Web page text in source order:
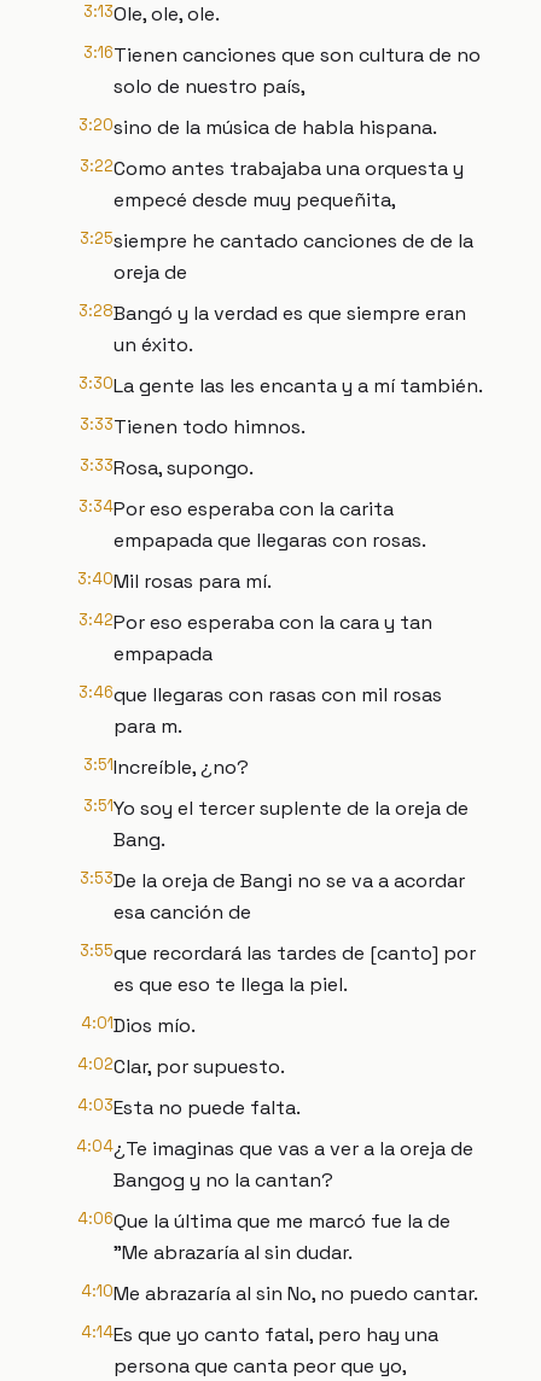
3:13Ole, ole, ole.
3:16Tienen canciones que son cultura de no
solo de nuestro país,
3:20sino de la música de habla hispana.
3:22Como antes trabajaba una orquesta y
empecé desde muy pequeñita,
3:25siempre he cantado canciones de de la
oreja de
3:28Bangó y la verdad es que siempre eran
un éxito.
3:30La gente las les encanta y a mí también.
3:33Tienen todo himnos.
3:33Rosa, supongo.
3:34Por eso esperaba con la carita
empapada que llegaras con rosas.
3:40Mil rosas para mí.
3:42Por eso esperaba con la cara y tan
empapada
3:46que llegaras con rasas con mil rosas
para m.
3:51Increíble, ¿no?
3:51Yo soy el tercer suplente de la oreja de
Bang.
3:53De la oreja de Bangi no se va a acordar
esa canción de
3:55que recordará las tardes de [canto] por
es que eso te llega la piel.
4:01Dios mío.
4:02Clar, por supuesto.
4:03Esta no puede falta.
4:04¿Te imaginas que vas a ver a la oreja de
Bangog y no la cantan?
4:06Que la última que me marcó fue la de
"Me abrazaría al sin dudar.
4:10Me abrazaría al sin No, no puedo cantar.
4:14Es que yo canto fatal, pero hay una
persona que canta peor que yo,